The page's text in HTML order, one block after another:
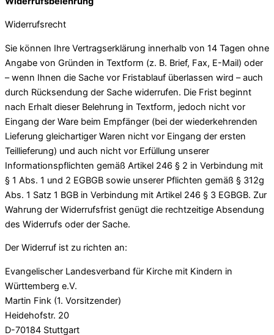
Widerrufsrecht
Sie können Ihre Vertragserklärung innerhalb von 14 Tagen ohne
Angabe von Gründen in Textform (z. B. Brief, Fax, E-Mail) oder
– wenn Ihnen die Sache vor Fristablauf überlassen wird – auch
durch Rücksendung der Sache widerrufen. Die Frist beginnt
nach Erhalt dieser Belehrung in Textform, jedoch nicht vor
Eingang der Ware beim Empfänger (bei der wiederkehrenden
Lieferung gleichartiger Waren nicht vor Eingang der ersten
Teillieferung) und auch nicht vor Erfüllung unserer
Informationspflichten gemäß Artikel 246 § 2 in Verbindung mit
§ 1 Abs. 1 und 2 EGBGB sowie unserer Pflichten gemäß § 312g
Abs. 1 Satz 1 BGB in Verbindung mit Artikel 246 § 3 EGBGB. Zur
Wahrung der Widerrufsfrist genügt die rechtzeitige Absendung
des Widerrufs oder der Sache.
Der Widerruf ist zu richten an:
Evangelischer Landesverband für Kirche mit Kindern in
Württemberg e.V.
Martin Fink (1. Vorsitzender)
Heidehofstr. 20
D-70184 Stuttgart